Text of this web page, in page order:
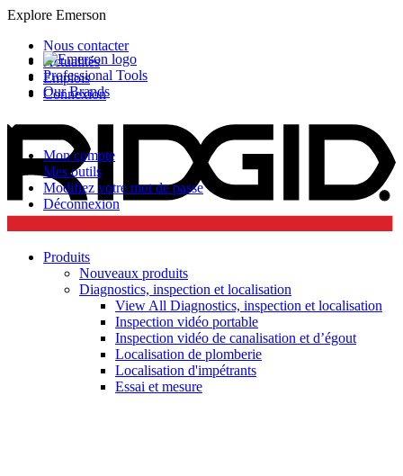
Explore Emerson
Professional Tools
Our Brands
Nous contacter
Actualités
Emplois
Connexion
Mon compte
Mes outils
Modifiez votre mot de passe
Déconnexion
Produits
Nouveaux produits
Diagnostics, inspection et localisation
View All Diagnostics, inspection et localisation
Inspection vidéo portable
Inspection vidéo de canalisation et d’égout
Localisation de plomberie
Localisation d'impétrants
Essai et mesure